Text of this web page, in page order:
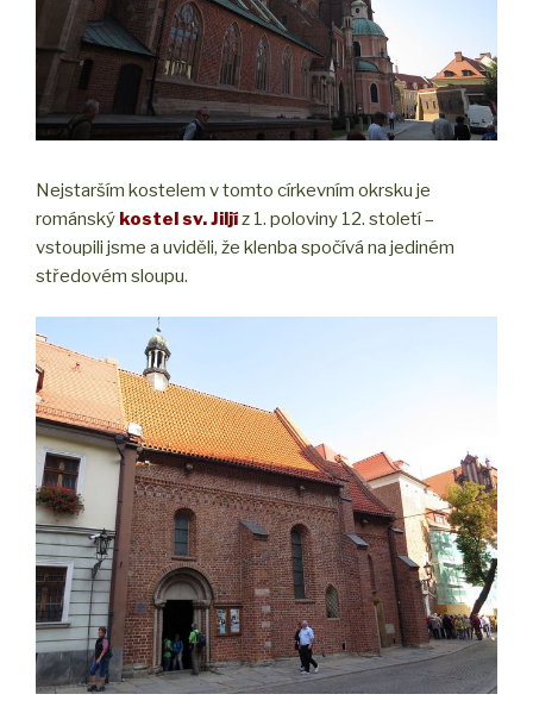
Nejstarším kostelem v tomto církevním okrsku je
románský kostel sv. Jiljíz 1. poloviny 12. století –
vstoupili jsme a uviděli, že klenba spočívá na jediném
středovém sloupu.